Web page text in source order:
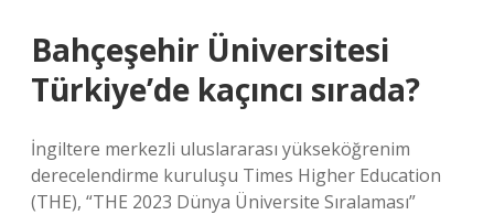
Bahçeşehir Üniversitesi
Türkiye’de kaçıncı sırada?
İngiltere merkezli uluslararası yükseköğrenim
derecelendirme kuruluşu Times Higher Education
(THE), “THE 2023 Dünya Üniversite Sıralaması”